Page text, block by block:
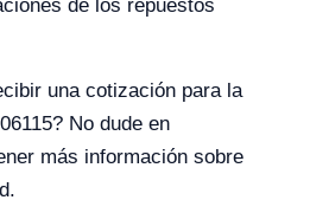
de los repuestos
una cotización para la
No dude en
más información sobre